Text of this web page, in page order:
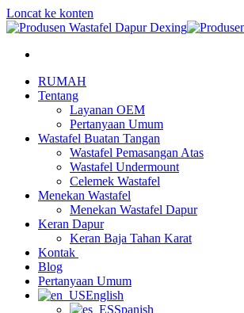
Loncat ke konten
RUMAH
Tentang
Layanan OEM
Pertanyaan Umum
Wastafel Buatan Tangan
Wastafel Pemasangan Atas
Wastafel Undermount
Celemek Wastafel
Menekan Wastafel
Menekan Wastafel Dapur
Keran Dapur
Keran Baja Tahan Karat
Kontak
Blog
Pertanyaan Umum
English
Spanish